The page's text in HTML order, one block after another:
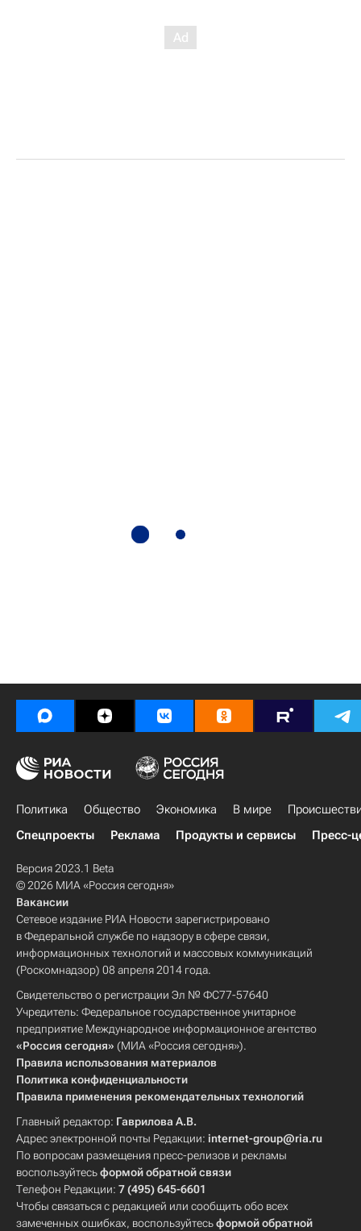
Политика Общество Экономика В мире
Спецпроекты
Реклама Продукты и сервисы Пресс-
Версия 2023.1 Beta
© 2026 МИА «Россия сегодня»
Вакансии
Сетевое издание РИА Новости зарегистрировано
в Федеральной службе по надзору в сфере связи,
информационных технологий и массовых коммуникаций
(Роскомнадзор) 08 апреля 2014 года.
Свидетельство о регистрации Эл № ФС77-57640
Учредитель: Федеральное государственное унитарное
предприятие Международное информационное агентство
«Россия сегодня» (МИА «Россия сегодня»).
Правила использования материалов
Политика конфиденциальности
Правила применения рекомендательных технологий
Главный редактор: Гаврилова А.В.
Адрес электронной почты Редакции: internet-group@ria.ru
По вопросам размещения пресс-релизов и рекламы
воспользуйтесьформой обратной связи
Телефон Редакции: 7 (495) 645-6601
Чтобы связаться с редакцией или сообщить обо всех
замеченных ошибках, воспользуйтесьформой обратной